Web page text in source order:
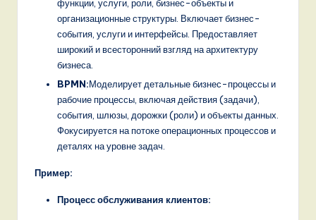
функции, услуги, роли, бизнес-объекты и
организационные структуры. Включает бизнес-
события, услуги и интерфейсы. Предоставляет
широкий и всесторонний взгляд на архитектуру
бизнеса.
BPMN:Моделирует детальные бизнес-процессы и
рабочие процессы, включая действия (задачи),
события, шлюзы, дорожки (роли) и объекты данных.
Фокусируется на потоке операционных процессов и
деталях на уровне задач.
Пример:
Процесс обслуживания клиентов: